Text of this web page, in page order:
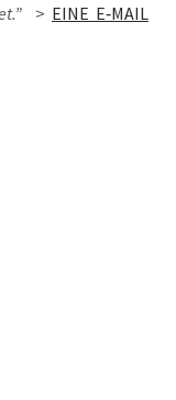
> EINE E‑MAIL